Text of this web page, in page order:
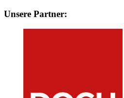
Unsere Partner: